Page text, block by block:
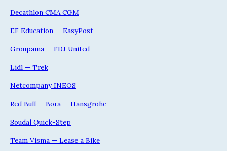
Decathlon CMA CGM
EF Education — EasyPost
Groupama — FDJ United
Lidl — Trek
Netcompany INEOS
Red Bull — Bora — Hansgrohe
Soudal Quick-Step
Team Visma — Lease a Bike